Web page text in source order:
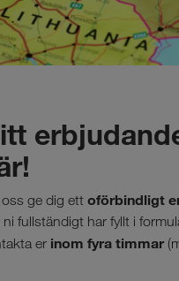
ge dig ett oförbindligt
ni fullständigt har fyllt i
er inom fyra timmar